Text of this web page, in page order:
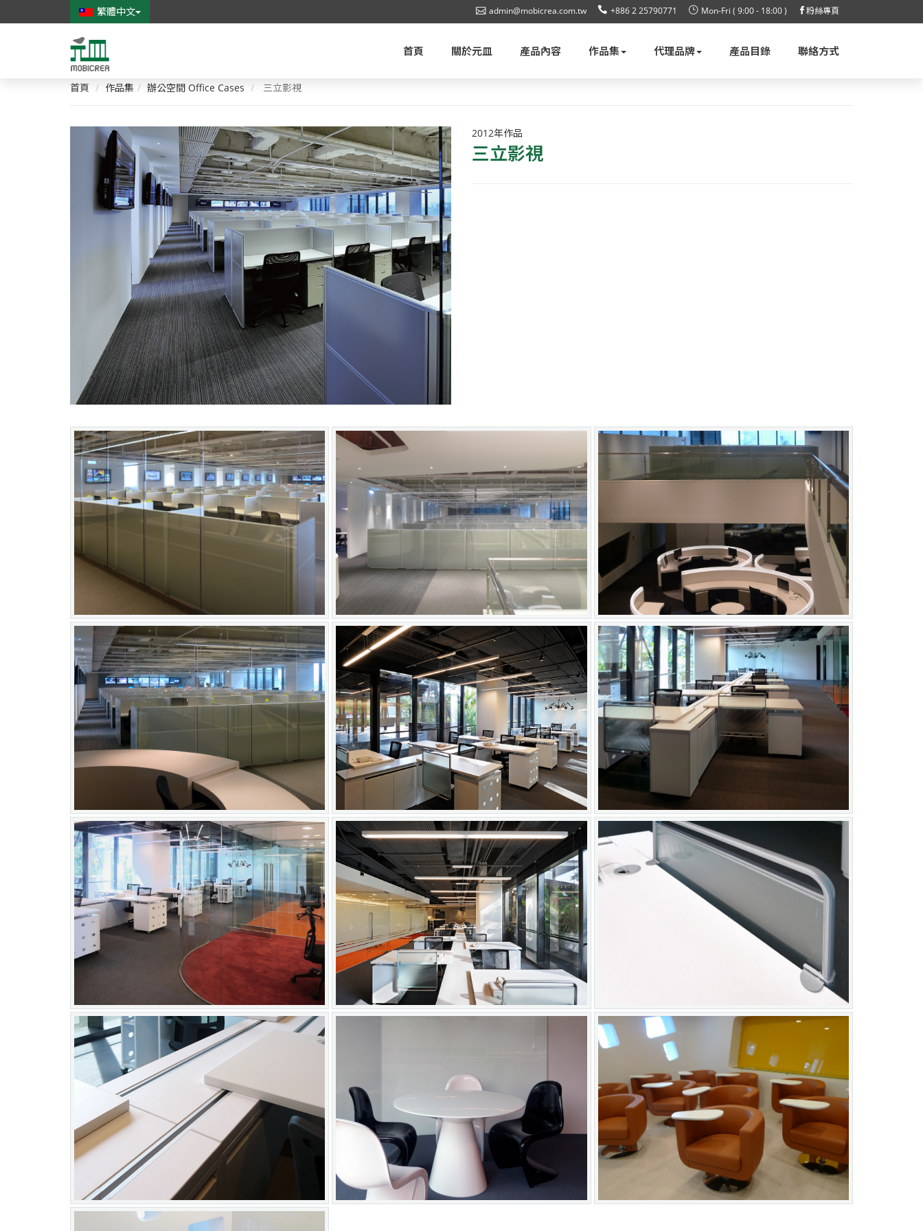
繁體中文 admin@mobicrea.com.tw +886 2 25790771 Mon-Fri ( 9:00 - 18:00 ) 粉絲專頁
元
皿
家
具
意
有
首頁 關於元皿 產品內容 作品集 代理品牌 產品目錄 聯絡方式
首頁 作品集 辦公空間 Office Cases 三立影視
2012年作品
三立影視